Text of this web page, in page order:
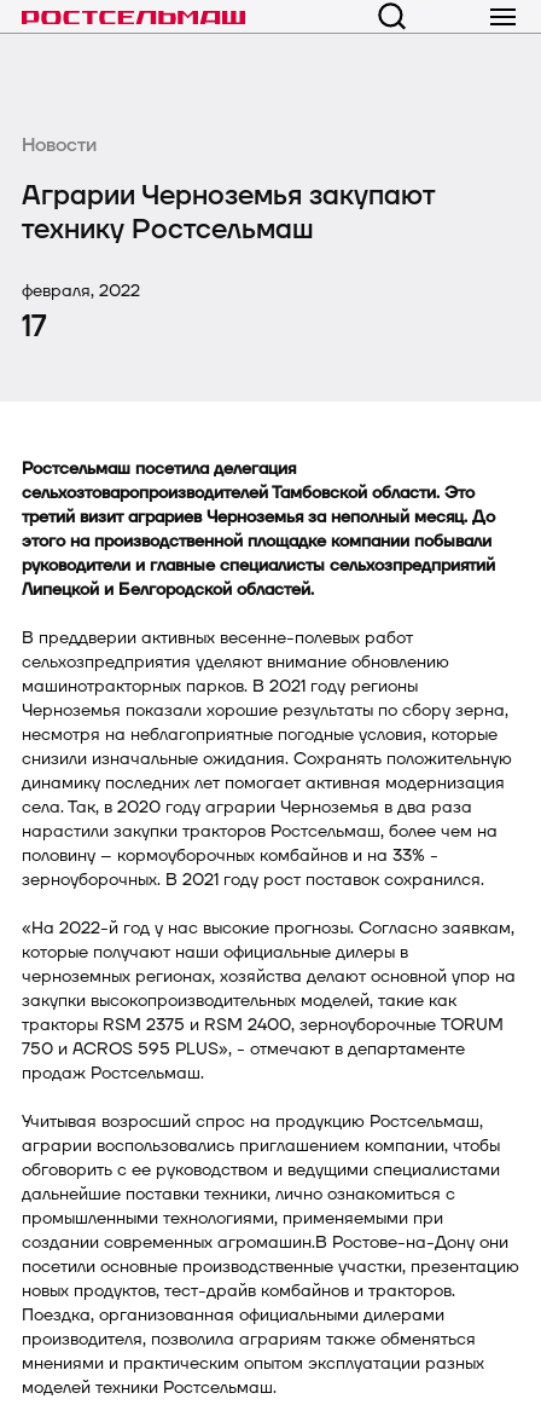
Новости
Аграрии Черноземья закупают
технику Ростсельмаш
февраля, 2022
17
Ростсельмаш посетила делегация
сельхозтоваропроизводителей Тамбовской области. Это
третий визит аграриев Черноземья за неполный месяц. До
этого на производственной площадке компании побывали
руководители и главные специалисты сельхозпредприятий
Липецкой и Белгородской областей.
В преддверии активных весенне-полевых работ
сельхозпредприятия уделяют внимание обновлению
машинотракторных парков. В 2021 году регионы
Черноземья показали хорошие результаты по сбору зерна,
несмотря на неблагоприятные погодные условия, которые
снизили изначальные ожидания. Сохранять положительную
динамику последних лет помогает активная модернизация
села. Так, в 2020 году аграрии Черноземья в два раза
нарастили закупки тракторов Ростсельмаш, более чем на
половину – кормоуборочных комбайнов и на 33% -
зерноуборочных. В 2021 году рост поставок сохранился.
«На 2022-й год у нас высокие прогнозы. Согласно заявкам,
которые получают наши официальные дилеры в
черноземных регионах, хозяйства делают основной упор на
закупки высокопроизводительных моделей, такие как
тракторы RSM 2375 и RSM 2400, зерноуборочные TORUM
750 и ACROS 595 PLUS», - отмечают в департаменте
продаж Ростсельмаш.
Учитывая возросший спрос на продукцию Ростсельмаш,
аграрии воспользовались приглашением компании, чтобы
обговорить с ее руководством и ведущими специалистами
дальнейшие поставки техники, лично ознакомиться с
промышленными технологиями, применяемыми при
создании современных агромашин.В Ростове-на-Дону они
посетили основные производственные участки, презентацию
новых продуктов, тест-драйв комбайнов и тракторов.
Поездка, организованная официальными дилерами
производителя, позволила аграриям также обменяться
мнениями и практическим опытом эксплуатации разных
моделей техники Ростсельмаш.